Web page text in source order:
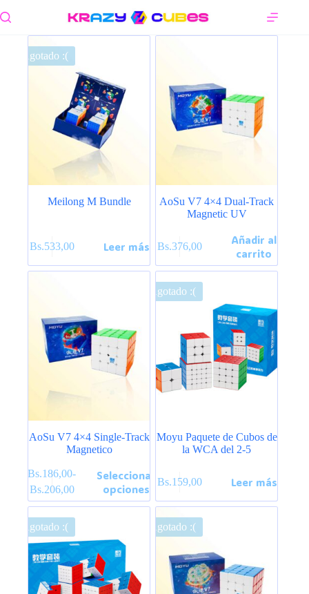
al
Agotado :(
Meilong M Bundle
Bs.533,00 Leer más
AoSu V7 4×4 Dual-Track
Magnetic UV
Bs.376,00
Añadir al
carrito
AoSu V7 4×4 Single-Track
Magnetico
Bs.186,00-
Bs.206,00
Rango
de
desde
Bs.186,00
hasta
Bs.206,00
Seleccionar
opciones
Este
producto
tiene
múltiples
variantes.
Las
opciones
elegir
Agotado :(
Moyu Paquete de Cubos de
la WCA del 2-5
Bs.159,00 Leer más
Agotado :( Agotado :(